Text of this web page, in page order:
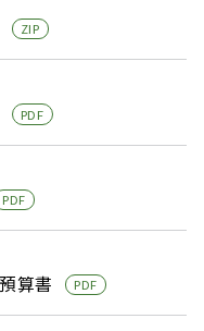
ZIP
PDF
PDF
算書 PDF